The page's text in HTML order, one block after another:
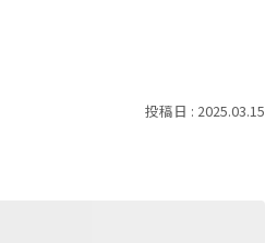
2025.03.15